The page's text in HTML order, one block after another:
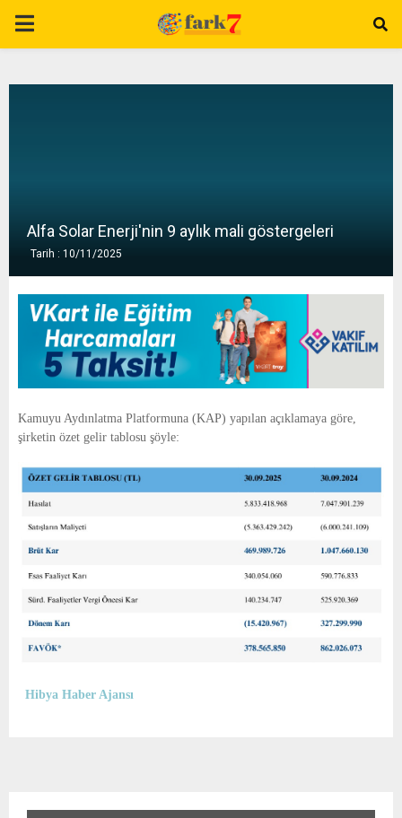
P
E
U
Alfa Solar Enerji'nin 9 aylık mali göstergeleri
Tarih : 10/11/2025
Kamuyu Aydınlatma Platformuna (KAP) yapılan açıklamaya göre,
şirketin özet gelir tablosu şöyle:
Hibya Haber Ajansı